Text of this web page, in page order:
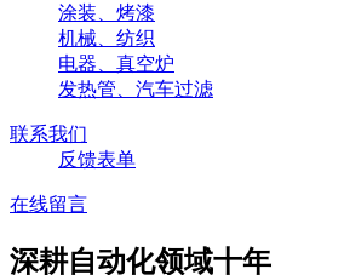
涂装、烤漆
机械、纺织
电器、真空炉
发热管、汽车过滤
联系我们
反馈表单
在线留言
深耕自动化领域十年